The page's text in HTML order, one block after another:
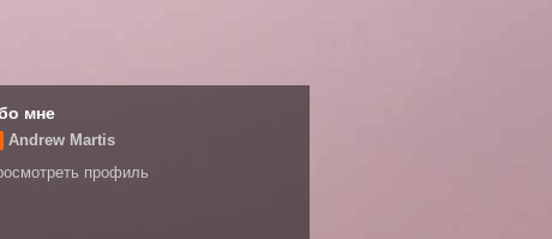
мне
Andrew Martis
профиль